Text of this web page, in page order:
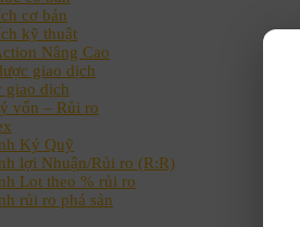
cơ bản
kỹ thuật
Nâng Cao
giao dịch
giao dịch
vốn – Rủi ro
Ký Quỹ
lợi Nhuận/Rủi ro (R:R)
Lot theo % rủi ro
rủi ro phá sản